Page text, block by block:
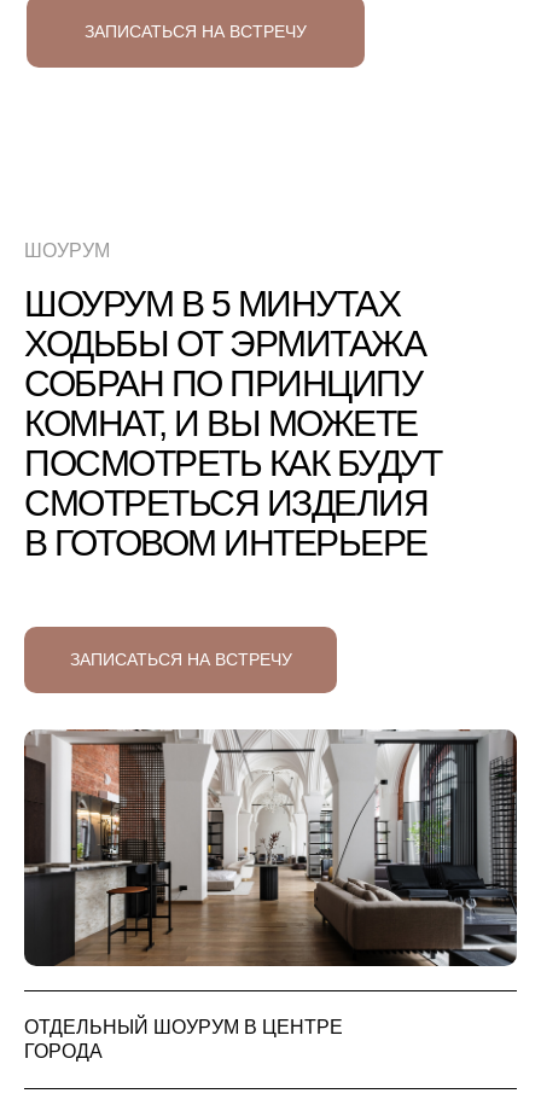
ЗАПИСАТЬСЯ НА ВСТРЕЧУ
ШОУРУМ
ШОУРУМ В 5 МИНУТАХ
ХОДЬБЫ ОТ ЭРМИТАЖА
СОБРАН ПО ПРИНЦИПУ
КОМНАТ, И ВЫ МОЖЕТЕ
ПОСМОТРЕТЬ КАК БУДУТ
СМОТРЕТЬСЯ ИЗДЕЛИЯ
В ГОТОВОМ ИНТЕРЬЕРЕ
ЗАПИСАТЬСЯ НА ВСТРЕЧУ
ОТДЕЛЬНЫЙ ШОУРУМ В ЦЕНТРЕ
ГОРОДА